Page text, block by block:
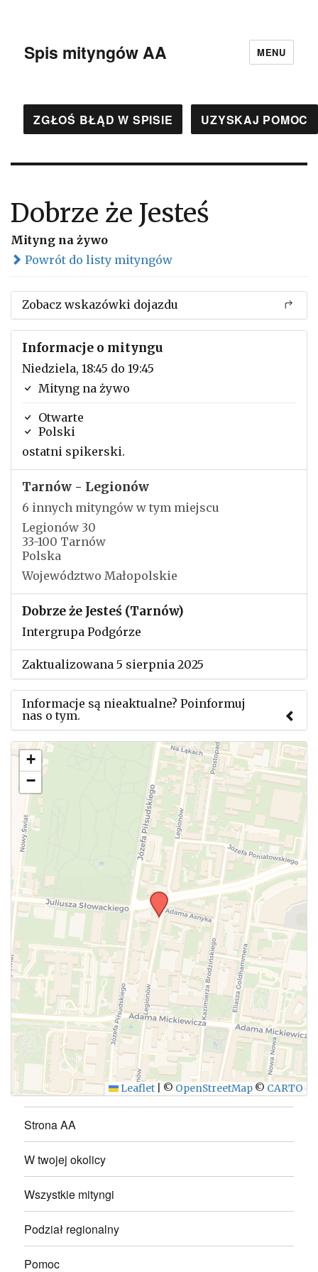
Spis mityngów AA MENU
ZGŁOŚ BŁĄD W SPISIE UZYSKAJ POMOC
Dobrze że Jesteś
Mityng na żywo
Powrót do listy mityngów
Zobacz wskazówki dojazdu
Informacje o mityngu
Niedziela, 18:45 do 19:45
Mityng na żywo
Otwarte
Polski
ostatni spikerski.
Tarnów - Legionów
6 innych mityngów w tym miejscu
Legionów 30
33-100 Tarnów
Polska
Województwo Małopolskie
Dobrze że Jesteś (Tarnów)
Intergrupa Podgórze
Zaktualizowana 5 sierpnia 2025
Informacje są nieaktualne? Poinformuj
nas o tym.
Użyj tego formularza aby przesłać informację o
zmianach w powyższym mityngu.
WYŚLIJ
+
−
Leaflet © OpenStreetMap © CARTO
Strona AA
W twojej okolicy
Wszystkie mityngi
Podział regionalny
Pomoc